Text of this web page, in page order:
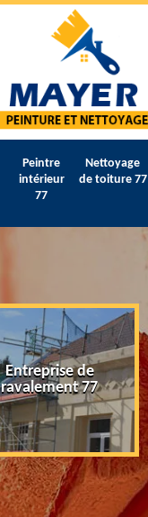
Peintre
intérieur
77
Nettoyage
de toiture 77
Entreprise de
ravalement 77